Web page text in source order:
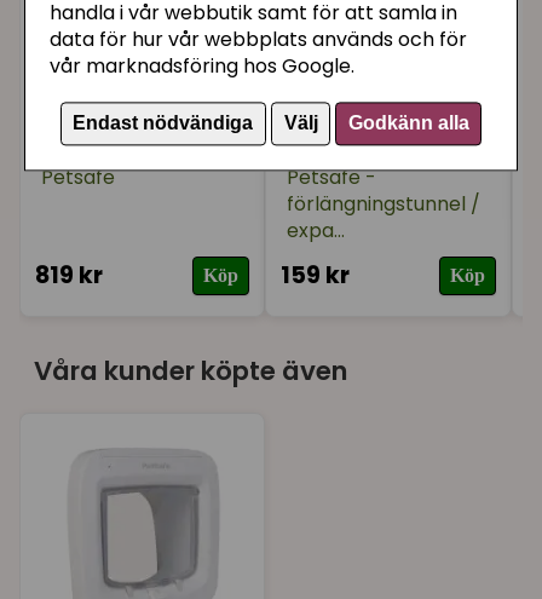
handla i vår webbutik samt för att samla in
data för hur vår webbplats används och för
vår marknadsföring hos Google.
Endast nödvändiga Välj Godkänn alla
varumärken på chipstyrda kattluckor. Var noga
med att välja korrekt chipnyckel till just din
kattlucka.
Kattlucka microchip
Petsafe
819 kr Köp
Kattlucka microchip
Petsafe -
förlängningstunnel /
expa...
159 kr Köp
Våra kunder köpte även